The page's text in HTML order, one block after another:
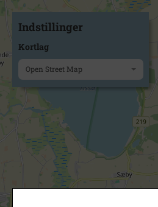
Indstillinger
Kortlag
Open Street Map